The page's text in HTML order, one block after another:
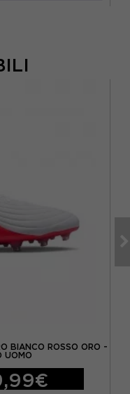
BIANCO ROSSO ORO -
UOMO